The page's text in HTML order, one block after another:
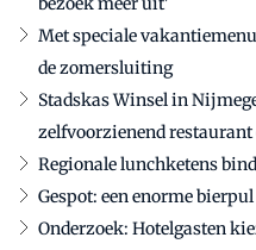
Met speciale
de zomersluiting
Stadskas Winsel in
zelfvoorzienend
Regionale lunchketens
Gespot: een enorme
Onderzoek: Hotelgasten